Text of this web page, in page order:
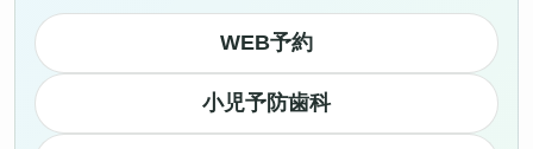
WEB予約
小児予防歯科